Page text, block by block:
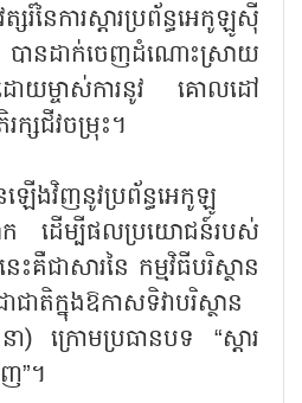
ការស្ដារប្រព័ន្ធអេកូឡូស៊ី
ានដាក់ចេញដំណោះស្រាយ
ន៍ដោយម្ចាស់ការនូវ គោលដៅ
រក្សជីវចម្រុះ។
នឡើងវិញនូវប្រព័ន្ធអេកូឡូ
ដើម្បីផលប្រយោជន៍របស់
គឺជាសារនៃ កម្មវិធីបរិស្ថាន
ាតិក្នុងឱកាសទិវាបរិស្ថាន
ក្រោមប្រធានបទ “ស្ដារ
”។